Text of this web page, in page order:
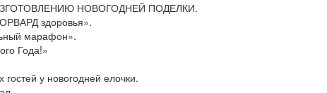
НОВОГОДНЕЙ ПОДЕЛКИ.
здоровья».
марафон».
Года!»
у новогодней елочки.